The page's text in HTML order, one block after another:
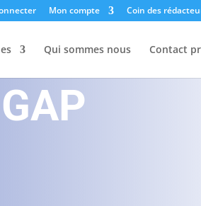
Mon compte Coin des
Qui sommes nous Contact